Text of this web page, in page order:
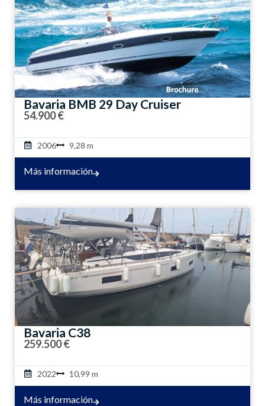
Bavaria BMB 29 Day Cruiser
54.900 €
2006 9,28 m
Más información
Bavaria C38
259.500 €
2022 10,99 m
Más información